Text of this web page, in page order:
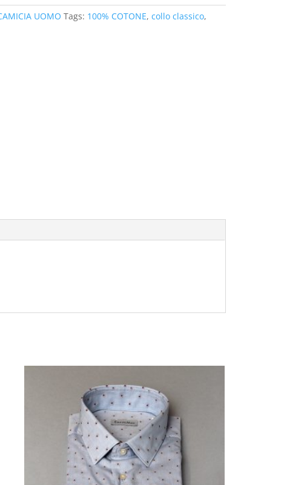
UOMO Tags: 100% COTONE, collo classico,